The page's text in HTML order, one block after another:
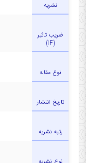
نشریه
ضریب تاثیر
(IF)
نوع مقاله
تاریخ انتشار
رتبه نشریه